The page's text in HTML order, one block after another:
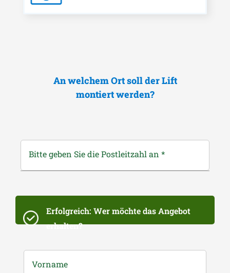
An welchem Ort soll der Lift
montiert werden?
Bitte geben Sie die Postleitzahl an *
Erfolgreich: Wer möchte das Angebot
erhalten?
Vorname